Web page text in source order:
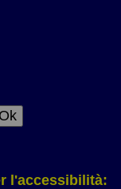
l'accessibilità: